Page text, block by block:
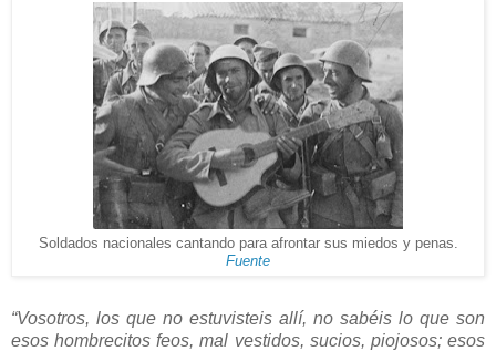
Soldados nacionales cantando para afrontar sus miedos y penas.
Fuente
“Vosotros, los que no estuvisteis allí, no sabéis lo que son
esos hombrecitos feos, mal vestidos, sucios, piojosos; esos